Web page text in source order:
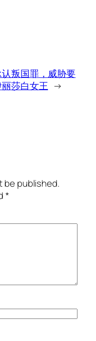
叛国罪，威胁要
莎白女王 →
be published.
*